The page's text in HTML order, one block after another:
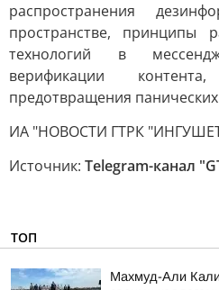
распространения
пространстве, принципы
технологий в
верификации
предотвращения
ИА "НОВОСТИ ГТРК
Источник: Telegram-канал
ТОП
Махмуд-Али